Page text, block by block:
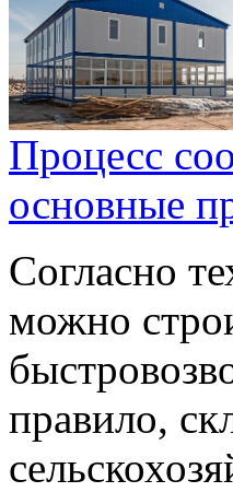
Процесс
основные
Согласно
можно
правило,